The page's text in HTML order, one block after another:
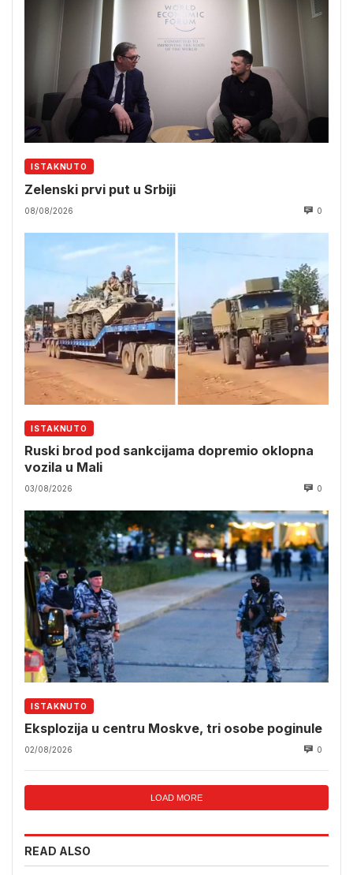
ISTAKNUTO
Zelenski prvi put u Srbiji
08/08/2026 0
ISTAKNUTO
Ruski brod pod sankcijama dopremio oklopna
vozila u Mali
03/08/2026 0
ISTAKNUTO
Eksplozija u centru Moskve, tri osobe poginule
02/08/2026 0
LOAD MORE
READ ALSO